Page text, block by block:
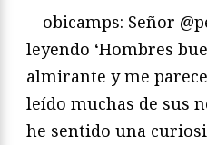
—obicamps: Señor
leyendo ‘Hombres
almirante y me
leído muchas de sus
he sentido una